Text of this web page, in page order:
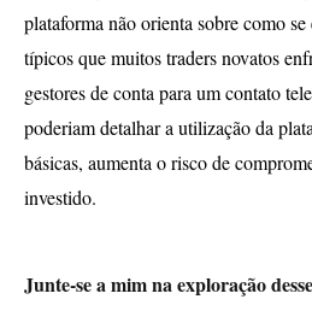
plataforma não orienta sobre como se
típicos que muitos traders novatos
gestores de conta para um contato
poderiam detalhar a utilização da
básicas, aumenta o risco de
investido.
Junte-se a mim na exploração